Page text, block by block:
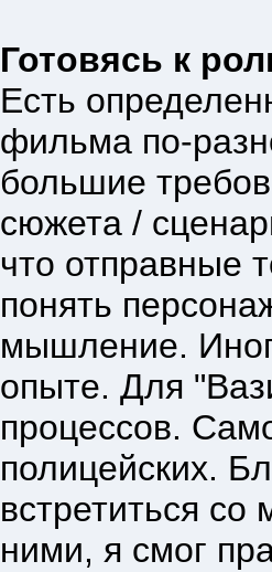
Готовясь к
Есть
фильма по-
большие
сюжета /
что отправные
понять
мышление.
опыте. Для
процессов.
полицейских.
встретиться
ними, я смог